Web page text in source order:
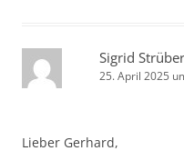
Sigrid Strüber
25. April 2025
Lieber Gerhard,